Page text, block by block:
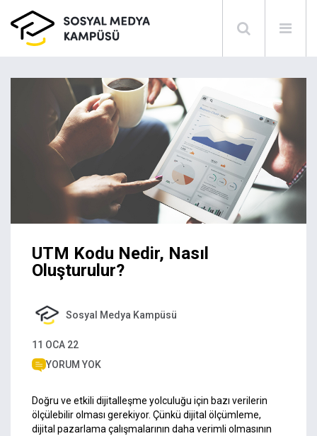
UTM Kodu Nedir, Nasıl
Oluşturulur?
Sosyal Medya Kampüsü
11 OCA 22
YORUM YOK
Doğru ve etkili dijitalleşme yolculuğu için bazı verilerin
ölçülebilir olması gerekiyor. Çünkü dijital ölçümleme,
dijital pazarlama çalışmalarının daha verimli olmasının